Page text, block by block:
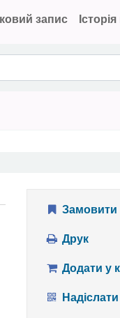
запис
Замовити
Друк
Додати у